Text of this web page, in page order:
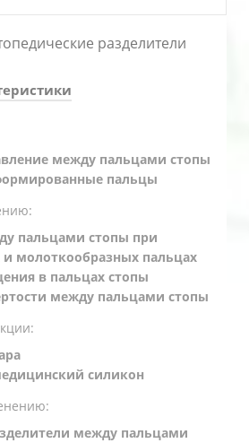
разделители
между пальцами стопы
пальцы
пальцами стопы при
молоткообразных пальцах
в пальцах стопы
между пальцами стопы
силикон
между пальцами